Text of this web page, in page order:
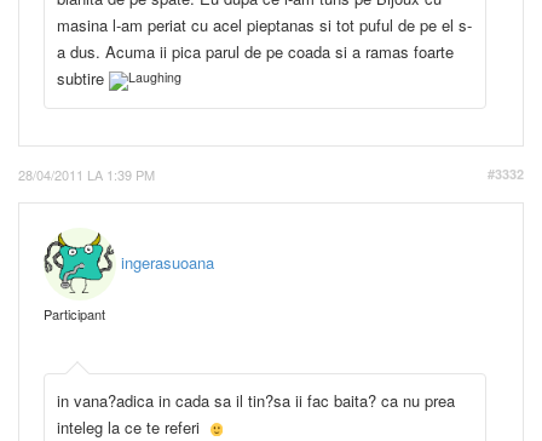
masina l-am periat cu acel pieptanas si tot puful de pe el s-
a dus. Acuma ii pica parul de pe coada si a ramas foarte
subtire
28/04/2011 LA 1:39 PM #3332
ingerasuoana
Participant
in vana?adica in cada sa il tin?sa ii fac baita? ca nu prea
inteleg la ce te referi